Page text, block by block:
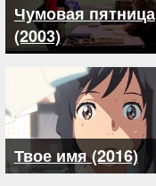
Чумовая пятница
(2003)
Твое имя (2016)